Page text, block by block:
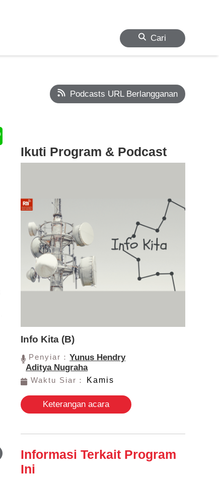
Cari
Podcasts URL Berlangganan
Ikuti Program & Podcast
Info Kita (B)
Penyiar：Yunus Hendry
Aditya Nugraha
Waktu Siar： Kamis
Keterangan acara
Informasi Terkait Program
Ini